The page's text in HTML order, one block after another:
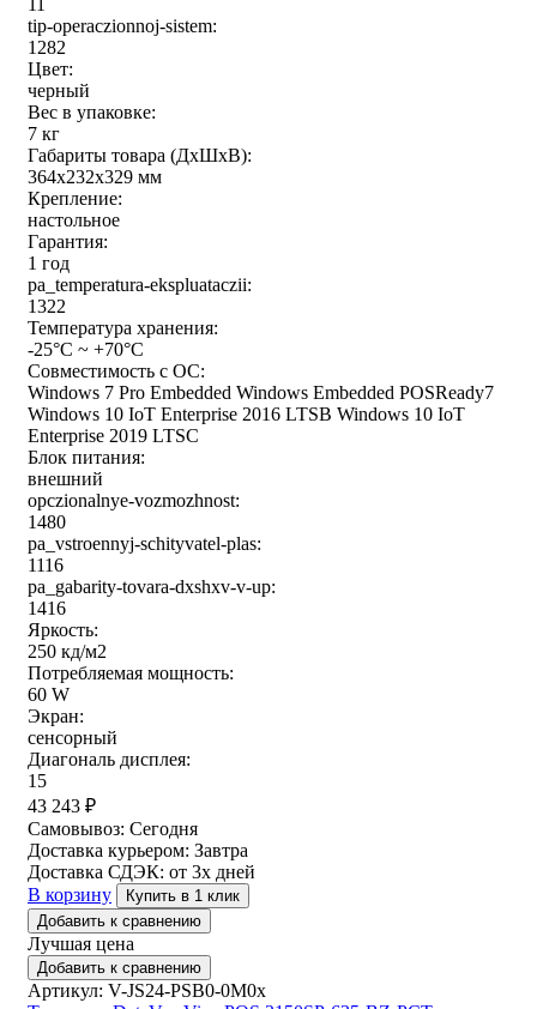
11
tip-operaczionnoj-sistem:
1282
Цвет:
черный
Вес в упаковке:
7 кг
Габариты товара (ДxШxВ):
364x232x329 мм
Крепление:
настольное
Гарантия:
1 год
pa_temperatura-ekspluataczii:
1322
Температура хранения:
-25°C ~ +70°C
Совместимость с ОС:
Windows 7 Pro Embedded Windows Embedded POSReady7
Windows 10 IoT Enterprise 2016 LTSB Windows 10 IoT
Enterprise 2019 LTSC
Блок питания:
внешний
opczionalnye-vozmozhnost:
1480
pa_vstroennyj-schityvatel-plas:
1116
pa_gabarity-tovara-dxshxv-v-up:
1416
Яркость:
250 кд/м2
Потребляемая мощность:
60 W
Экран:
сенсорный
Диагональ дисплея:
15
43 243 ₽
Самовывоз: Сегодня
Доставка курьером: Завтра
Доставка СДЭК: от 3х дней
В корзину
Купить в 1 клик
Добавить к сравнению
Лучшая цена
Добавить к сравнению
Артикул: V-JS24-PSB0-0M0x